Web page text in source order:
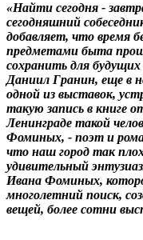
«Найти сегодня -
сегодняшний
добавляет, что время
предметами быта
сохранить для
Даниил Гранин, еще в
одной из выставок,
такую запись в книге
Ленинграде такой
Фоминых, - поэт и
что наш город так
удивительный
Ивана Фоминых,
многолетний поиск,
вещей, более сотни